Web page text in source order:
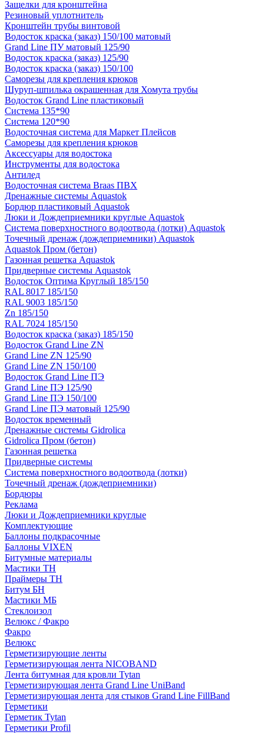
Защелки для кронштейна
Резиновый уплотнитель
Кронштейн трубы винтовой
Водосток краска (заказ) 150/100 матовый
Grand Line ПУ матовый 125/90
Водосток краска (заказ) 125/90
Водосток краска (заказ) 150/100
Саморезы для крепления крюков
Шуруп-шпилька окрашенная для Хомута трубы
Водосток Grand Line пластиковый
Система 135*90
Система 120*90
Водосточная система для Маркет Плейсов
Саморезы для крепления крюков
Аксессуары для водостока
Инструменты для водостока
Антилед
Водосточная система Braas ПВХ
Дренажные системы Aquastok
Бордюр пластиковый Aquastok
Люки и Дождеприемники круглые Aquastok
Система поверхностного водоотвода (лотки) Aquastok
Точечный дренаж (дождеприемники) Aquastok
Aquastok Пром (бетон)
Газонная решетка Aquastok
Придверные системы Aquastok
Водосток Оптима Круглый 185/150
RAL 8017 185/150
RAL 9003 185/150
Zn 185/150
RAL 7024 185/150
Водосток краска (заказ) 185/150
Водосток Grand Line ZN
Grand Line ZN 125/90
Grand Line ZN 150/100
Водосток Grand Line ПЭ
Grand Line ПЭ 125/90
Grand Line ПЭ 150/100
Grand Line ПЭ матовый 125/90
Водосток временный
Дренажные системы Gidrolica
Gidrolica Пром (бетон)
Газонная решетка
Придверные системы
Система поверхностного водоотвода (лотки)
Точечный дренаж (дождеприемники)
Бордюры
Рекламa
Люки и Дождеприемники круглые
Комплектующие
Баллоны подкрасочные
Баллоны VIXEN
Битумные материалы
Мастики ТН
Праймеры ТН
Битум БН
Мастики МБ
Стеклоизол
Велюкс / Факро
Факро
Велюкс
Герметизирующие ленты
Герметизирующая лента NICOBAND
Лента битумная для кровли Tytan
Герметизирующая лента Grand Line UniBand
Герметизирующая лента для стыков Grand Line FillBand
Герметики
Герметик Tytan
Герметики Profil